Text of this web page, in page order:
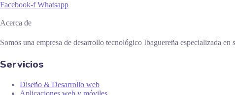
Facebook-f Whatsapp
Acerca de
Somos una empresa de desarrollo tecnológico Ibaguereña especializada
Servicios
Diseño & Desarrollo web
Aplicaciones web y móviles